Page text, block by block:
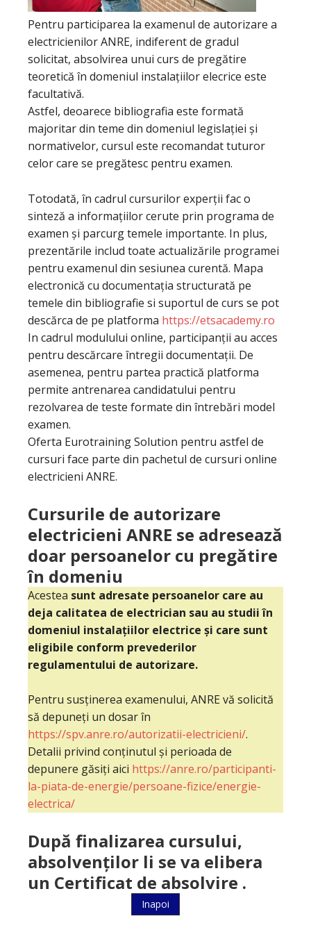
Pentru participarea la examenul de autorizare a
electricienilor ANRE, indiferent de gradul
solicitat, absolvirea unui curs de pregătire
teoretică în domeniul instalațiilor elecrice este
facultativă.
Astfel, deoarece bibliografia este formată
majoritar din teme din domeniul legislației și
normativelor, cursul este recomandat tuturor
celor care se pregătesc pentru examen.
Totodată, în cadrul cursurilor experții fac o
sinteză a informațiilor cerute prin programa de
examen și parcurg temele importante. In plus,
prezentările includ toate actualizările programei
pentru examenul din sesiunea curentă. Mapa
electronică cu documentația structurată pe
temele din bibliografie si suportul de curs se pot
descărca de pe platforma https://etsacademy.ro
In cadrul modulului online, participanții au acces
pentru descărcare întregii documentații. De
asemenea, pentru partea practică platforma
permite antrenarea candidatului pentru
rezolvarea de teste formate din întrebări model
examen.
Oferta Eurotraining Solution pentru astfel de
cursuri face parte din pachetul de cursuri online
electricieni ANRE.
Cursurile de autorizare
electricieni ANRE se adresează
doar persoanelor cu pregătire
în domeniu
Acestea sunt adresate persoanelor care au
deja calitatea de electrician sau au studii în
domeniul instalațiilor electrice și care sunt
eligibile conform prevederilor
regulamentului de autorizare.
Pentru susținerea examenului, ANRE vă solicită
să depuneți un dosar în
https://spv.anre.ro/autorizatii-electricieni/.
Detalii privind conținutul și perioada de
depunere găsiți aici https://anre.ro/participanti-
la-piata-de-energie/persoane-fizice/energie-
electrica/
După finalizarea cursului,
absolvenților li se va elibera
un Certificat de absolvire .
Inapoi